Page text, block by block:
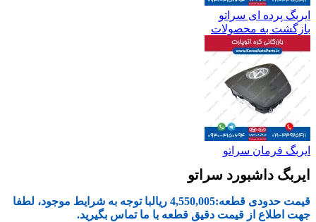
ایربگ پرده ای سراتو
بازگشت به محصولات
ایربگ فرمان سراتو
ایربگ داشبورد سراتو
قیمت حدودی قطعه:4,550,005 ریالبا توجه به شرایط موجود، لطفا
جهت اطلاع از قیمت دقیق قطعه با ما تماس بگیرید.